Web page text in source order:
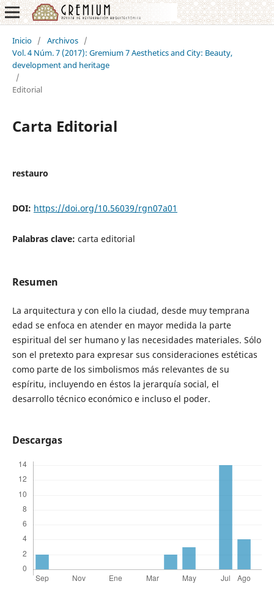
Inicio / Archivos /
Vol. 4 Núm. 7 (2017): Gremium 7 Aesthetics and City: Beauty,
development and heritage
/
Editorial
Carta Editorial
restauro
DOI: https://doi.org/10.56039/rgn07a01
Palabras clave: carta editorial
Resumen
La arquitectura y con ello la ciudad, desde muy temprana
edad se enfoca en atender en mayor medida la parte
espiritual del ser humano y las necesidades materiales. Sólo
son el pretexto para expresar sus consideraciones estéticas
como parte de los simbolismos más relevantes de su
espíritu, incluyendo en éstos la jerarquía social, el
desarrollo técnico económico e incluso el poder.
Descargas